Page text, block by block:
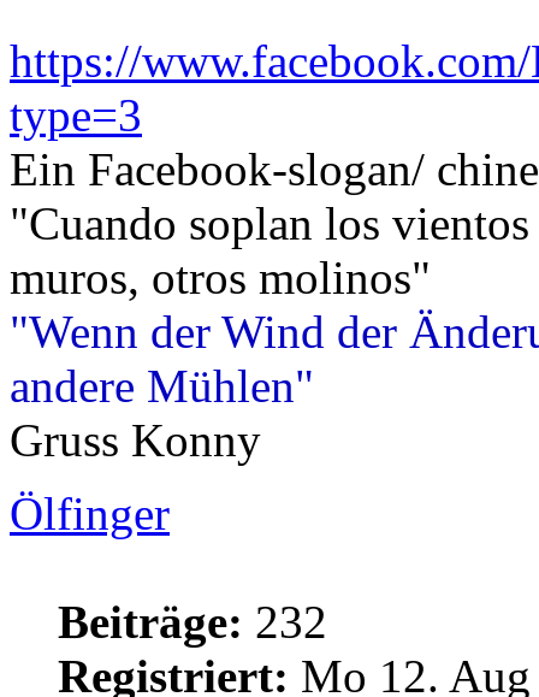
https://
type=3
Ein Facebook-slogan/
"Cuando soplan los
muros, otros molinos"
"Wenn der Wind der
andere Mühlen"
Gruss Konny
Ölfinger
Beiträge: 232
Registriert: Mo 12.